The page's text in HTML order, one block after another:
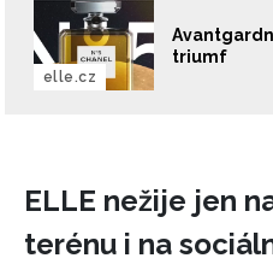
triumf
elle.cz
ELLE nežije jen
terénu i na